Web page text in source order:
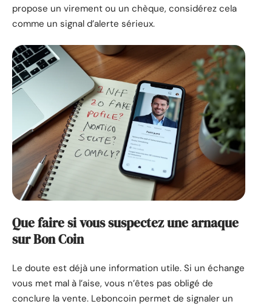
propose un virement ou un chèque, considérez cela
comme un signal d’alerte sérieux.
Que faire si vous suspectez une arnaque
sur Bon Coin
Le doute est déjà une information utile. Si un échange
vous met mal à l’aise, vous n’êtes pas obligé de
conclure la vente. Leboncoin permet de signaler un